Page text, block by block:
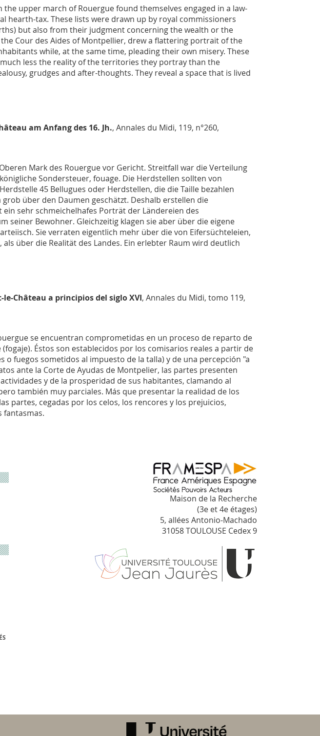
upper march of Rouergue found themselves engaged in a law-
tax. These lists were drawn up by royal commissioners
but also from their judgment concerning the wealth or the
Cour des Aides of Montpellier, drew a flattering portrait of the
while, at the same time, pleading their own misery. These
less the reality of the territories they portray than the
grudges and after-thoughts. They reveal a space that is lived
am Anfang des 16. Jh., Annales du Midi, 119, n°260,
Mark des Rouergue vor Gericht. Streitfall war die Verteilung
Sondersteuer, fouage. Die Herdstellen sollten von
45 Bellugues oder Herdstellen, die die Taille bezahlen
über den Daumen geschätzt. Deshalb erstellen die
sehr schmeichelhafes Porträt der Ländereien des
seiner Bewohner. Gleichzeitig klagen sie aber über die eigene
Sie verraten eigentlich mehr über die von Eifersüchteleien,
über die Realität des Landes. Ein erlebter Raum wird deutlich
Château a principios del siglo XVI, Annales du Midi, tomo 119,
se encuentran comprometidas en un proceso de reparto de
(fogaje). Éstos son establecidos por los comisarios reales a partir de
o fuegos sometidos al impuesto de la talla) y de una percepción "a
ante la Corte de Ayudas de Montpelier, las partes presenten
y de la prosperidad de sus habitantes, clamando al
también muy parciales. Más que presentar la realidad de los
partes, cegadas por los celos, los rencores y los prejuicios,
fantasmas.
Maison de la Recherche
(3e et 4e étages)
5, allées Antonio-Machado
31058 TOULOUSE Cedex 9